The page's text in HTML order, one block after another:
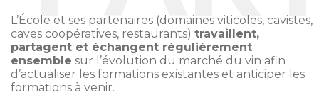
L’École et ses partenaires (domaines viticoles, cavistes,
caves coopératives, restaurants) travaillent,
partagent et échangent régulièrement
ensemble sur l’évolution du marché du vin afin
d’actualiser les formations existantes et anticiper les
formations à venir.